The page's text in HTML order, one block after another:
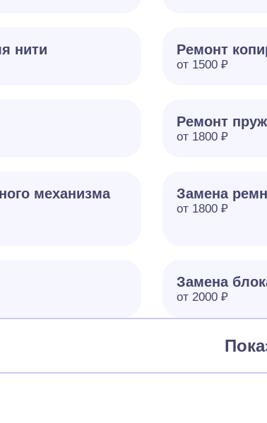
нити Ремонт
от 1500 ₽
Ремонт
от 1800 ₽
механизма Замена
от 1800 ₽
Замена
от 2000 ₽